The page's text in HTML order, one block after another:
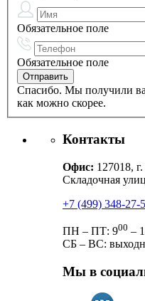
Обязательное поле
Обязательное поле
Спасибо. Мы получили
как можно скорее.
Контакты
Офис: 127018,
Складочная
+7 (499) 348-27-
ПН – ПТ: 900 –
СБ – ВС:
Мы в